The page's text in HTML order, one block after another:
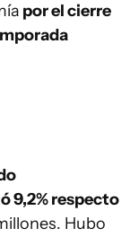
por el cierre
9,2% respecto
Hubo